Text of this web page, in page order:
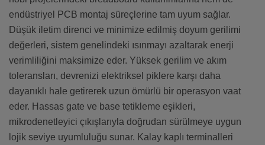
endüstriyel PCB montaj süreçlerine tam uyum sağlar.
Düşük iletim direnci ve minimize edilmiş doyum gerilimi
değerleri, sistem genelindeki ısınmayı azaltarak enerji
verimliliğini maksimize eder. Yüksek gerilim ve akım
toleransları, devrenizi elektriksel piklere karşı daha
dayanıklı hale getirerek uzun ömürlü bir operasyon vaat
eder. Hassas gate ve base tetikleme eşikleri,
mikrodenetleyici çıkışlarıyla doğrudan sürülmeye uygun
lojik seviye uyumluluğu sunar. Kalay kaplı terminalleri